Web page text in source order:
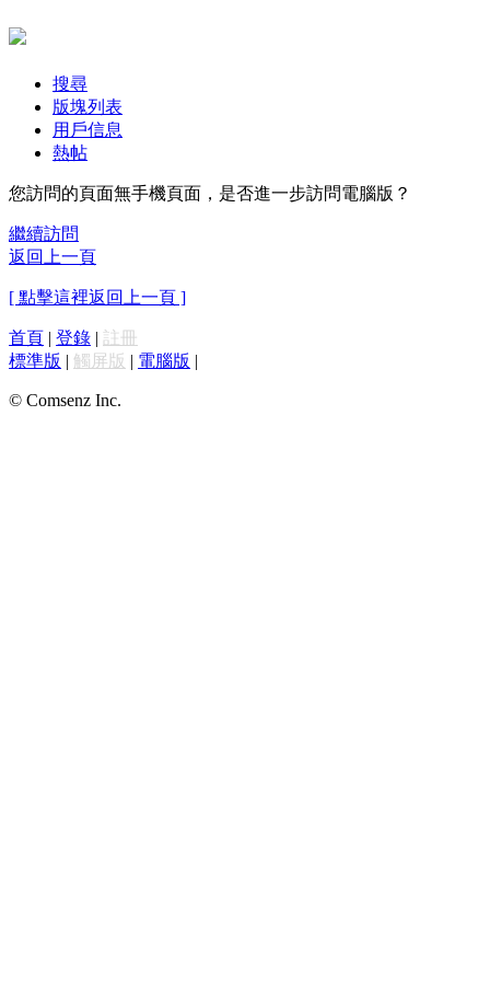
搜尋
版塊列表
用戶信息
熱帖
您訪問的頁面無手機頁面，是否進一步訪問電腦版？
繼續訪問
返回上一頁
[ 點擊這裡返回上一頁 ]
首頁 | 登錄 | 註冊
標準版 | 觸屏版 | 電腦版 |
© Comsenz Inc.